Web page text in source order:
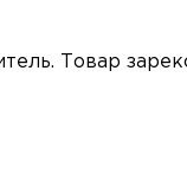
. Товар